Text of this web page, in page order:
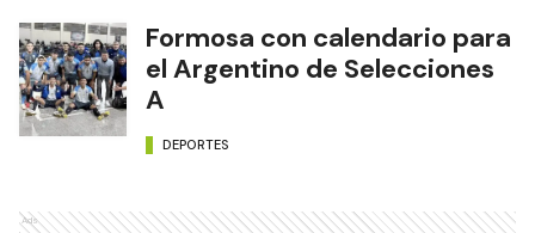
Formosa con calendario para
el Argentino de Selecciones
A
DEPORTES
Ads